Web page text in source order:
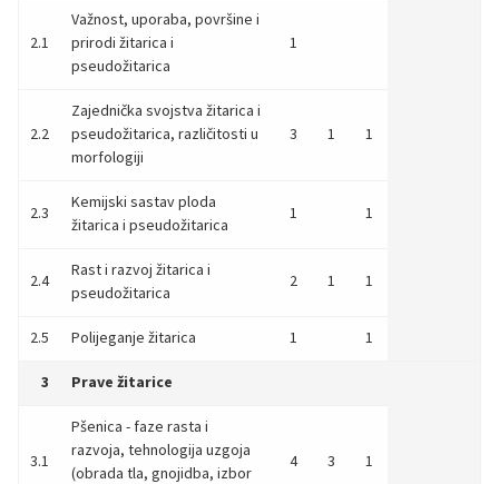
2.1
Važnost, uporaba, površine i
prirodi žitarica i
pseudožitarica
1
2.2
Zajednička svojstva žitarica i
pseudožitarica, različitosti u
morfologiji
3 1 1
2.3
Kemijski sastav ploda
žitarica i pseudožitarica
1 1
2.4
Rast i razvoj žitarica i
pseudožitarica
2 1 1
2.5 Polijeganje žitarica 1 1
3 Prave žitarice
3.1
Pšenica - faze rasta i
razvoja, tehnologija uzgoja
(obrada tla, gnojidba, izbor
4 3 1